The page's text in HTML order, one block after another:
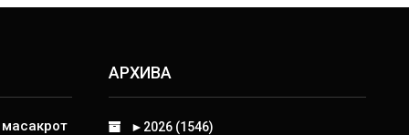
АРХИВА
► 2026 (1546)